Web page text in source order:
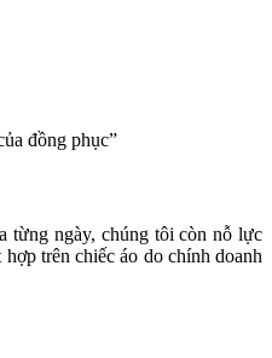
đồng phục”
từng ngày, chúng tôi còn nỗ lực
trên chiếc áo do chính doanh